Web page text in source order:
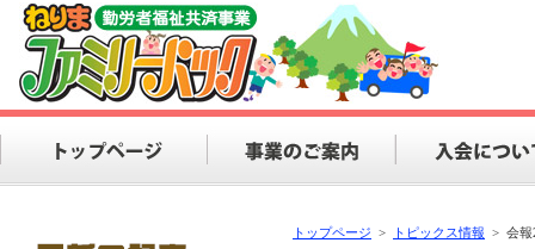
トップページ > トピックス情報 > 会報